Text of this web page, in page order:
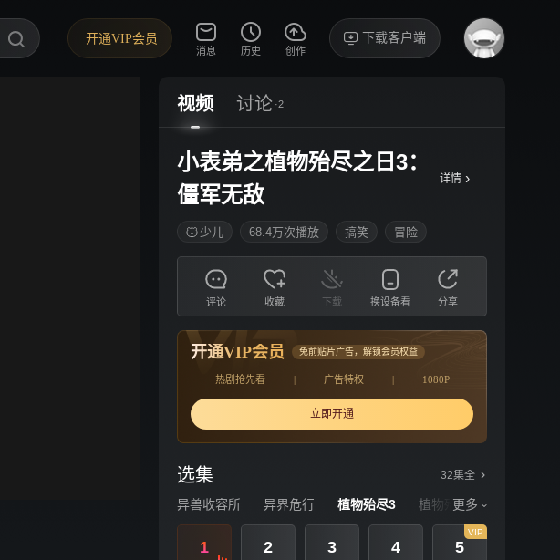
开通VIP会员
消息 历史 创作
下载客户端
视频 讨论 ·2
小表弟之植物殆尽之日3：
僵军无敌
详情 ›
少儿 68.4万次播放 搞笑 冒险
评论 收藏 下载 换设备看 分享
开通VIP会员 免前贴片广告，解锁会员权益
热剧抢先看 | 广告特权 | 1080P
立即开通
选集 32集全
异兽收容所 异界危行 植物殆尽3 植物殆尽
更多
1 2 3 4 5
VIP